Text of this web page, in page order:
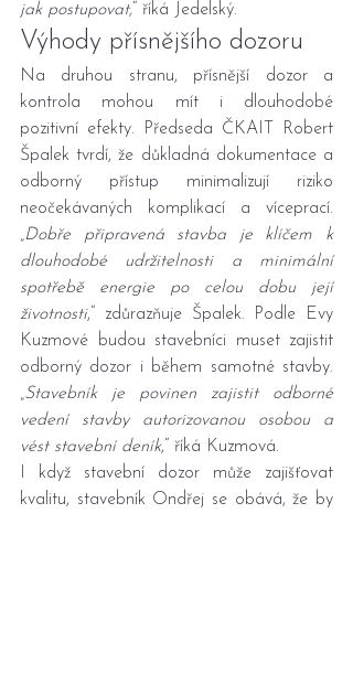
jak postupovat, “ říká Jedelský.
Výhody přísnějšího dozoru
Na druhou stranu, přísnější dozor a
kontrola mohou mít i dlouhodobé
pozitivní efekty. Předseda ČKAIT Robert
Špalek tvrdí, že důkladná dokumentace a
odborný přístup minimalizují riziko
neočekávaných komplikací a víceprací.
„Dobře připravená stavba je klíčem k
dlouhodobé udržitelnosti a minimální
spotřebě energie po celou dobu její
životnosti,“ zdůrazňuje Špalek. Podle Evy
Kuzmové budou stavebníci muset zajistit
odborný dozor i během samotné stavby.
„Stavebník je povinen zajistit odborné
vedení stavby autorizovanou osobou a
vést stavební deník,“ říká Kuzmová.
I když stavební dozor může zajišťovat
kvalitu, stavebník Ondřej se obává, že by